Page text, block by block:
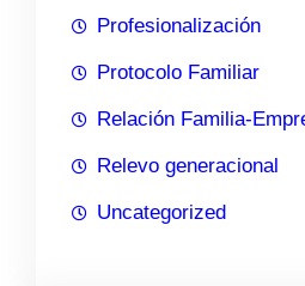
Profesionalización
Protocolo Familiar
Relación Familia-
Relevo generacional
Uncategorized